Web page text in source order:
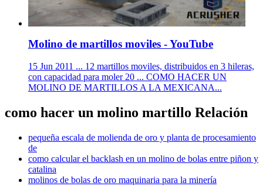
Molino de martillos moviles - YouTube
15 Jun 2011 ... 12 martillos moviles, distribuidos en 3 hileras,
con capacidad para moler 20 ... COMO HACER UN
MOLINO DE MARTILLOS A LA MEXICANA...
como hacer un molino martillo Relación
pequeña escala de molienda de oro y planta de procesamiento
de
como calcular el backlash en un molino de bolas entre piñon y
catalina
molinos de bolas de oro maquinaria para la minería